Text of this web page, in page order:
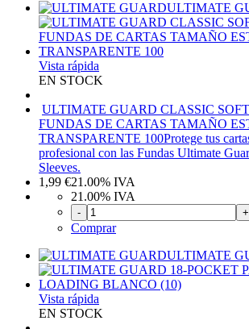
ULTIMATE
Vista rápida
EN STOCK
ULTIMATE GUARD CLASSIC
FUNDAS DE CARTAS TAMAÑO
TRANSPARENTE 100Protege tus
profesional con las Fundas Ultimate
Sleeves.
1,99 €21.00% IVA
21.00% IVA
- +
Comprar
ULTIMATE
Vista rápida
EN STOCK